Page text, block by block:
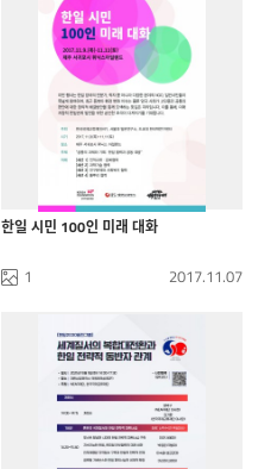
한일 시민 100인 미래 대화
1 2017.11.07